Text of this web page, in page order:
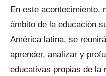
En este acontecimiento,
ámbito de la educación
América latina, se
aprender, analizar y
educativas propias de la